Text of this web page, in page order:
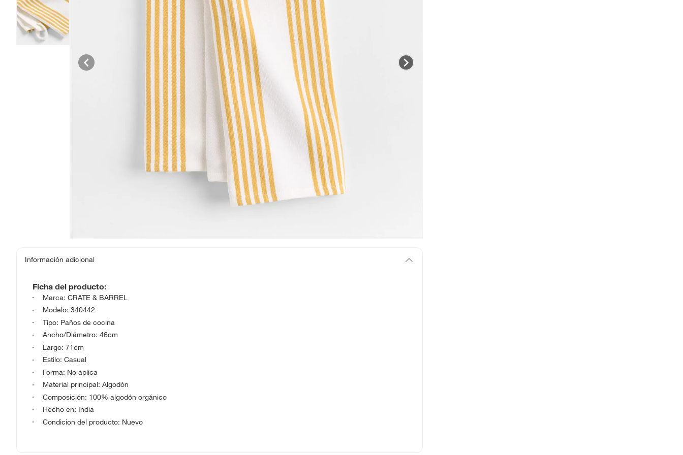
Información adicional
Ficha del producto:
Marca: CRATE & BARREL
Modelo: 340442
Tipo: Paños de cocina
Ancho/Diámetro: 46cm
Largo: 71cm
Estilo: Casual
Forma: No aplica
Material principal: Algodón
Composición: 100% algodón orgánico
Hecho en: India
Condicion del producto: Nuevo